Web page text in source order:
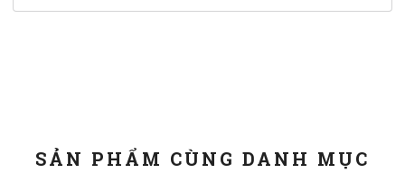
SẢN PHẨM CÙNG DANH MỤC